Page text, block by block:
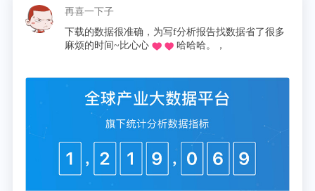
更多数据来源及分析请参考于前瞻产业研究院《
钢铁行业发展前景与投资战略规划分析报告
》，同时
前瞻产业研究院提供产业 大数据、 产业规划
产业园区规划、产业招商引资 、IPO募投可研等
，为写f分析报告找数据省了很多
哈哈哈。，
同学推荐的o，不用去图书
论文啦，再也不用早起去
十分适合想偷